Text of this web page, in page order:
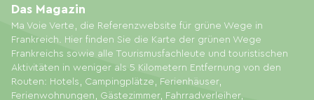
Ma Voie Verte, die Referenzwebsite für grüne Wege in
Frankreich. Hier finden Sie die Karte der grünen Wege
Frankreichs sowie alle Tourismusfachleute und touristischen
Aktivitäten in weniger als 5 Kilometern Entfernung von den
Routen: Hotels, Campingplätze, Ferienhäuser,
Ferienwohnungen, Gästezimmer, Fahrradverleiher,
Das Magazin